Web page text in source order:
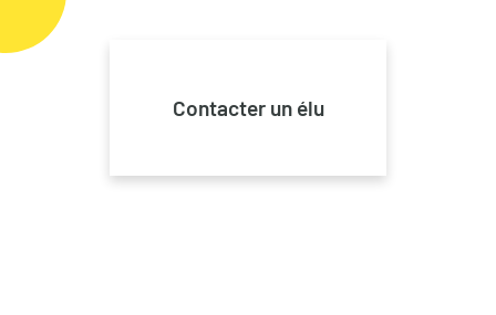
Contacter un élu